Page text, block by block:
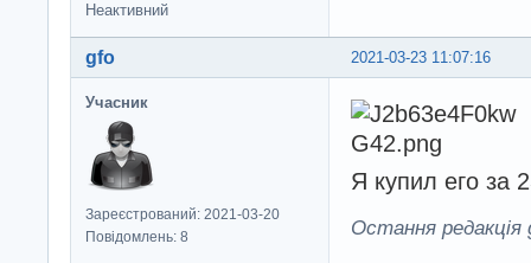
Неактивний
2021-03-23 11:07:16
gfo
Учасник
Зареєстрований: 2021-03-20
Повідомлень: 8
Я купил его за
Остання редакція